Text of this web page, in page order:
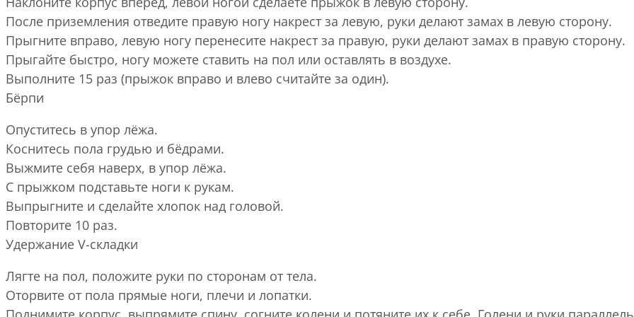
После приземления отведите правую ногу накрест за левую, руки делают замах в левую сторону.
Прыгните вправо, левую ногу перенесите накрест за правую, руки делают замах в правую сторону.
Прыгайте быстро, ногу можете ставить на пол или оставлять в воздухе.
Выполните 15 раз (прыжок вправо и влево считайте за один).
Бёрпи
Опуститесь в упор лёжа.
Коснитесь пола грудью и бёдрами.
Выжмите себя наверх, в упор лёжа.
С прыжком подставьте ноги к рукам.
Выпрыгните и сделайте хлопок над головой.
Повторите 10 раз.
Удержание V-складки
Лягте на пол, положите руки по сторонам от тела.
Оторвите от пола прямые ноги, плечи и лопатки.